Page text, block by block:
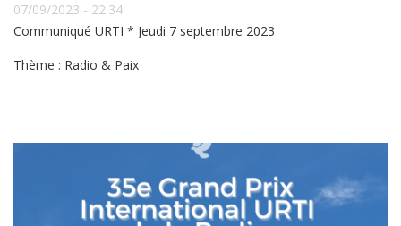
07/09/2023 - 22:34
Communiqué URTI * Jeudi 7 septembre 2023
Thème : Radio & Paix